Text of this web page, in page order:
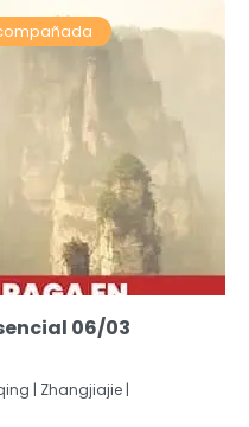
06/03
| Zhangjiajie |